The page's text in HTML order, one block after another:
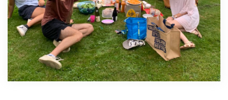
MONTPELLIER 25 SEPTEMBRE 2024